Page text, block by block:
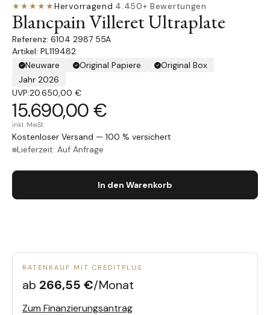
★★★★★Hervorragend·4.450+ Bewertungen
Blancpain Villeret Ultraplate
6104 2987 55A
Artikel: PL119482
Neuware
Original Papiere
Original Box
Jahr 2026
UVP:20.650,00 €
15.690,00 €
inkl. MwSt.
Kostenloser Versand — 100 % versichert
Lieferzeit: Auf Anfrage
In den Warenkorb
RATENKAUF MIT CREDITPLUS
ab 266,55 €/Monat
Zum Finanzierungsantrag